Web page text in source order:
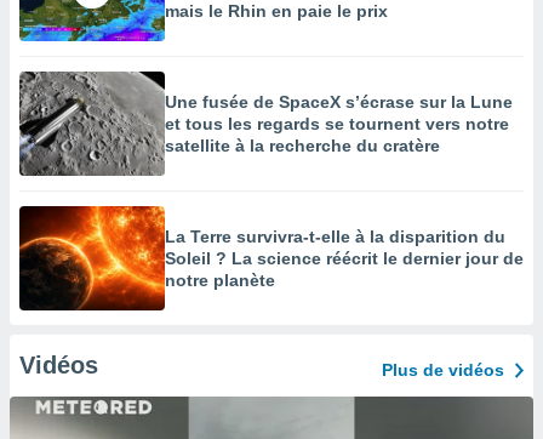
mais le Rhin en paie le prix
Une fusée de SpaceX s’écrase sur la Lune
et tous les regards se tournent vers notre
satellite à la recherche du cratère
La Terre survivra-t-elle à la disparition du
Soleil ? La science réécrit le dernier jour de
notre planète
Vidéos Plus de vidéos